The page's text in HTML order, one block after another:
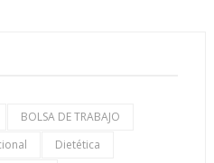
BOLSA DE TRABAJO
Dietética